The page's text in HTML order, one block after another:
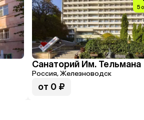
5
Санаторий Им. Тельмана
Россия, Железноводск
от 0 ₽